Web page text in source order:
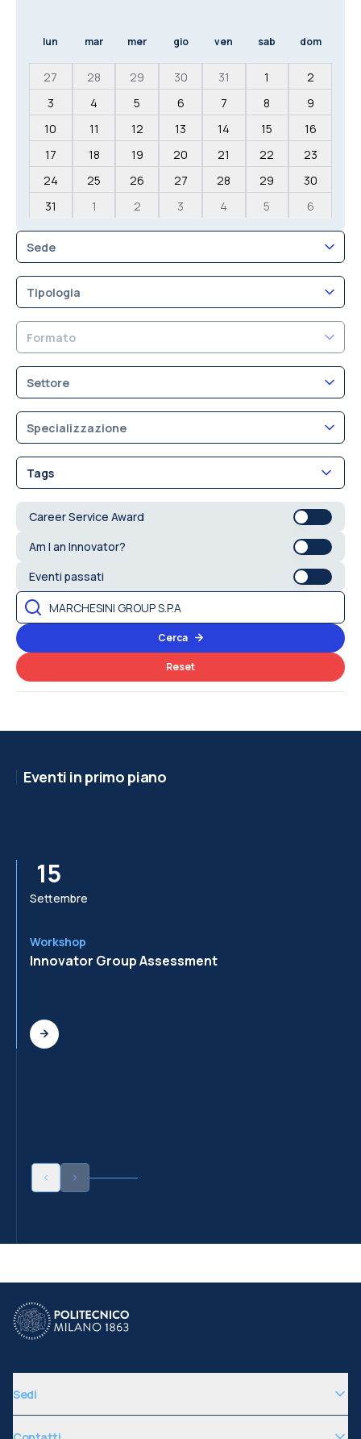
lun mar mer gio ven sab dom
27 28 29 30 31 1
2
3
4 5 6 7 8
9
10
11 12 13 14 15
16
17
18 19 20 21 22
23
24
25 26 27 28 29
30
31
1 2 3 4 5 6
Sede
Tipologia
Formato
Settore
Specializzazione
Tags
Career Service Award
Am I an Innovator?
Eventi passati
Cerca
Reset
Eventi in primo piano
15
Settembre
Workshop
Innovator Group Assessment
Sedi